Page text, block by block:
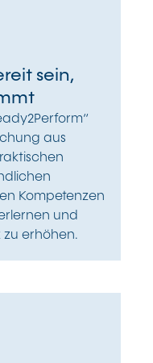
sein,
aus
Kompetenzen
und
zu erhöhen.